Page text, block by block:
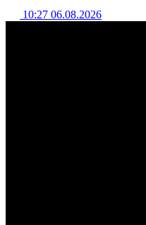
10:27 06.08.2026